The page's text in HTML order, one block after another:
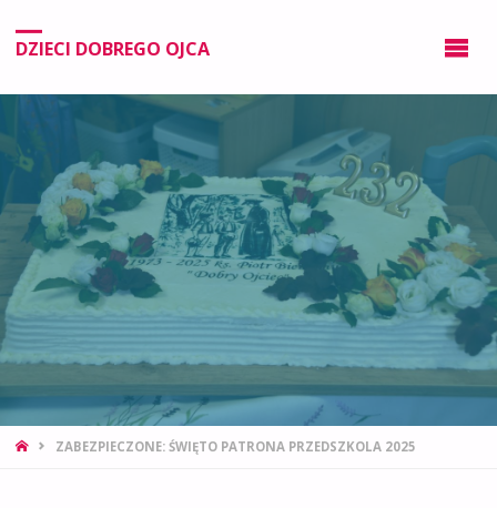
DZIECI DOBREGO OJCA
ZABEZPIECZONE: ŚWIĘTO PATRONA PRZEDSZKOLA 2025